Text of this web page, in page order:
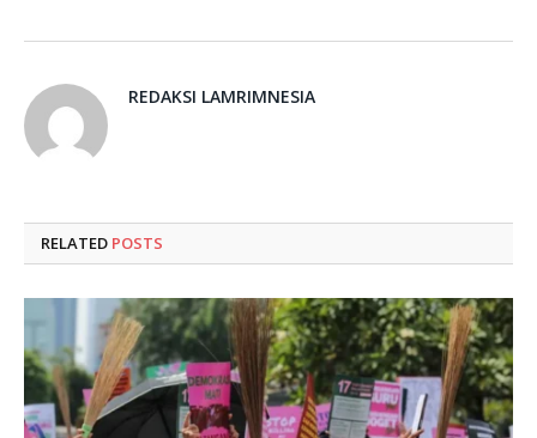
REDAKSI LAMRIMNESIA
RELATED POSTS